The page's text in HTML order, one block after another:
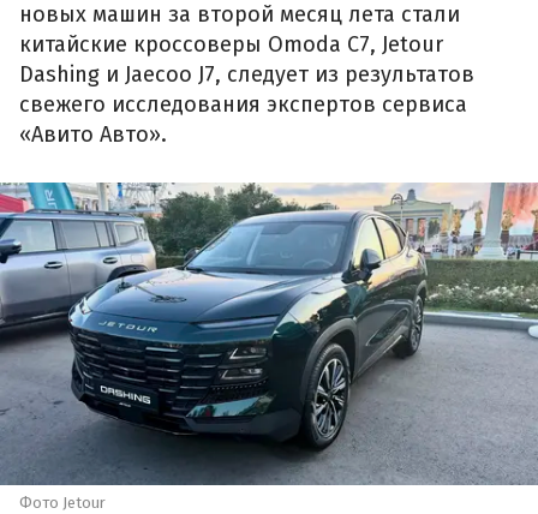
новых машин за второй месяц лета стали
китайские кроссоверы Omoda C7, Jetour
Dashing и Jaecoo J7, следует из результатов
свежего исследования экспертов сервиса
«Авито Авто».
Фото Jetour